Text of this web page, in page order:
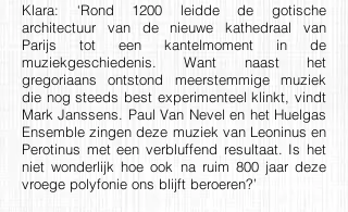
Klara: ‘Rond 1200 leidde de gotische
architectuur van de nieuwe kathedraal van
Parijs tot een kantelmoment in de
muziekgeschiedenis. Want naast het
gregoriaans ontstond meerstemmige muziek
die nog steeds best experimenteel klinkt, vindt
Mark Janssens. Paul Van Nevel en het Huelgas
Ensemble zingen deze muziek van Leoninus en
Perotinus met een verbluffend resultaat. Is het
niet wonderlijk hoe ook na ruim 800 jaar deze
vroege polyfonie ons blijft beroeren?’